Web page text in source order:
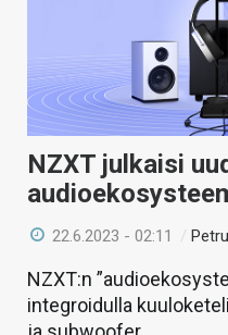
NZXT julkaisi
22.6.2023 - 02:11 /
NZXT:n
integroidulla